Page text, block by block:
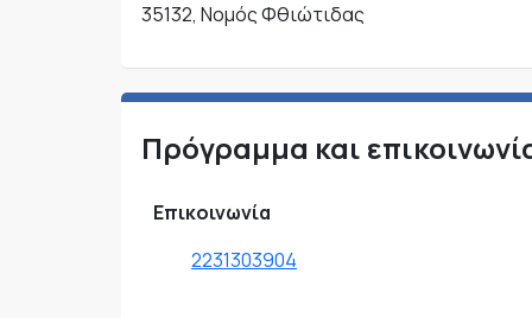
35132, Νομός Φθιώτιδας
Πρόγραμμα και
Επικοινωνία
2231303904